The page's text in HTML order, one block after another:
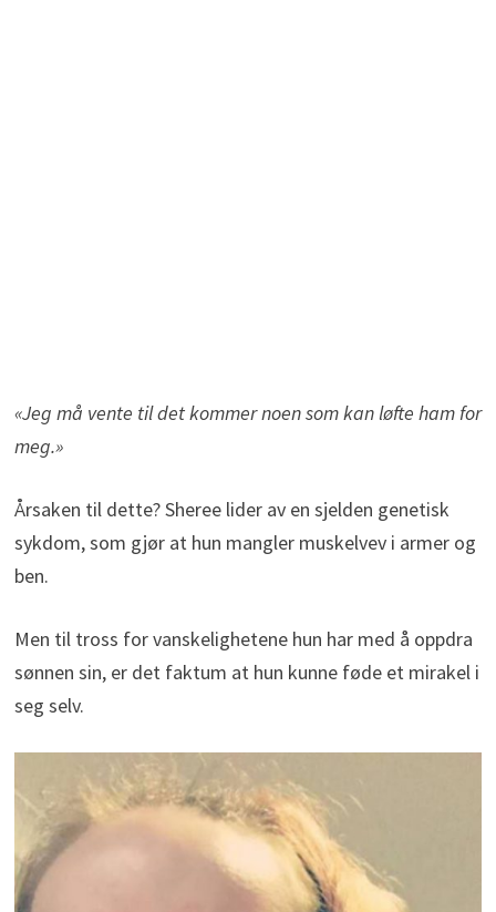
«Jeg må vente til det kommer noen som kan løfte ham for
meg.»
Årsaken til dette? Sheree lider av en sjelden genetisk
sykdom, som gjør at hun mangler muskelvev i armer og
ben.
Men til tross for vanskelighetene hun har med å oppdra
sønnen sin, er det faktum at hun kunne føde et mirakel i
seg selv.